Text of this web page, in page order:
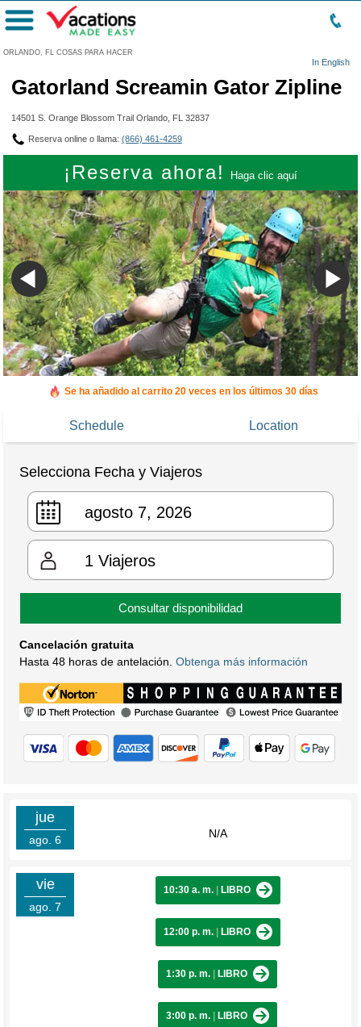
ORLANDO, FL COSAS PARA HACER
In English
Menú
Gatorland Screamin Gator Zipline
14501 S. Orange Blossom Trail Orlando, FL 32837
Reserva online o llama: (866) 461-4259
¡Reserva ahora! Haga clic aquí
Reservado en las últimas 8 horas
Schedule Location
Selecciona Fecha y Viajeros
1 Viajeros
Consultar disponibilidad
Cancelación gratuita
Hasta 48 horas de antelación. Obtenga más información
jue
ago. 6 N/A
vie
ago. 7
10:30 a. m. LIBRO
12:00 p. m. LIBRO
1:30 p. m. LIBRO
3:00 p. m. LIBRO